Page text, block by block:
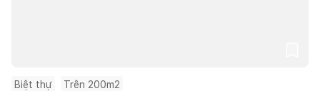
Biệt thự Trên 200m2